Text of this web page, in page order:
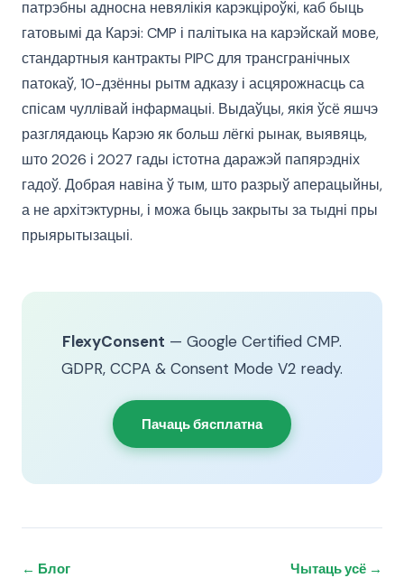
патрэбны адносна невялікія карэкціроўкі, каб быць
гатовымі да Карэі: CMP і палітыка на карэйскай мове,
стандартныя кантракты PIPC для трансгранічных
патокаў, 10-дзённы рытм адказу і асцярожнасць са
спісам чуллівай інфармацыі. Выдаўцы, якія ўсё яшчэ
разглядаюць Карэю як больш лёгкі рынак, выявяць,
што 2026 і 2027 гады істотна даражэй папярэдніх
гадоў. Добрая навіна ў тым, што разрыў аперацыйны,
а не архітэктурны, і можа быць закрыты за тыдні пры
прыярытызацыі.
FlexyConsent — Google Certified CMP.
GDPR, CCPA & Consent Mode V2 ready.
Пачаць бясплатна
← Блог Чытаць усё →